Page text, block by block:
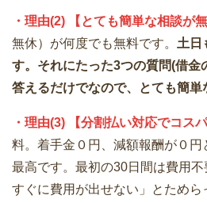
・理由(2) 【とても簡単な相談が無
無休）が何度でも無料です。 土日
す。それにたった3つの質問(借金
答えるだけでなので、とても簡単
・理由(3) 【分割払い対応でコスパ
料。着手金０円、減額報酬が０
最高です。最初の30日間は費用不
すぐに費用が出せない」とためら